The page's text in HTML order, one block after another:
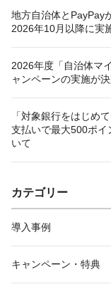
地方自治体とPayPay
2026年10月以降に実
2026年度「自治体マ
ャンペーンの実施が
「対象銀行をはじめ
支払いで最大500ポイ
いて
カテゴリー
導入事例
キャンペーン・特典